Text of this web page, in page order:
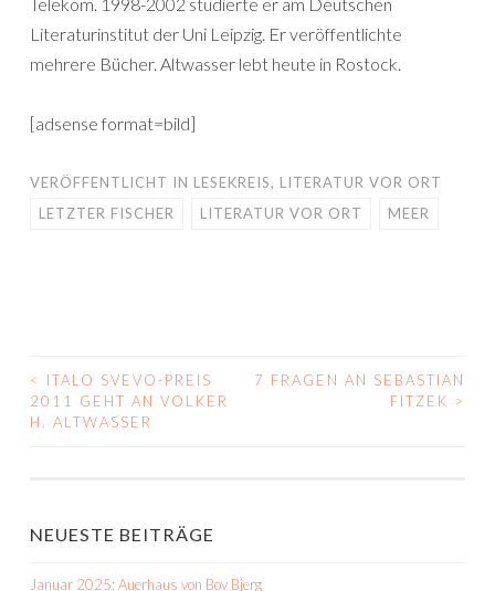
Literaturinstitut der Uni Leipzig. Er veröffentlichte
mehrere Bücher. Altwasser lebt heute in Rostock.
[adsense format=bild]
VERÖFFENTLICHT IN LESEKREIS, LITERATUR VOR ORT
LETZTER FISCHER
LITERATUR VOR ORT MEER
BEITRAGS-
NAVIGATION
<
ITALO SVEVO-PREIS
2011 GEHT AN VOLKER
H. ALTWASSER
7 FRAGEN AN SEBASTIAN
FITZEK >
NEUESTE BEITRÄGE
Januar 2025: Auerhaus von Bov Bjerg